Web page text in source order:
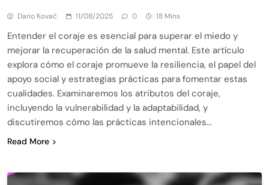
Dario Kovač 11/08/2025 0 18 Mins
Entender el coraje es esencial para superar el miedo y
mejorar la recuperación de la salud mental. Este artículo
explora cómo el coraje promueve la resiliencia, el papel del
apoyo social y estrategias prácticas para fomentar estas
cualidades. Examinaremos los atributos del coraje,
incluyendo la vulnerabilidad y la adaptabilidad, y
discutiremos cómo las prácticas intencionales…
Read More